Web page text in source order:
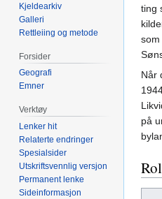
ting
som
Når
på
Kjeldearkiv
Galleri
Rettleiing og metode
Forsider
Geografi
Emner
Verktøy
Lenker hit
Relaterte endringer
Spesialsider
Utskriftsvennlig versjon
Permanent lenke
Sideinformasjon